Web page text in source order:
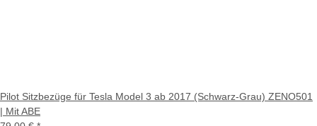
Pilot Sitzbezüge für Tesla Model 3 ab 2017 (Schwarz-Grau) ZENO501
| Mit ABE